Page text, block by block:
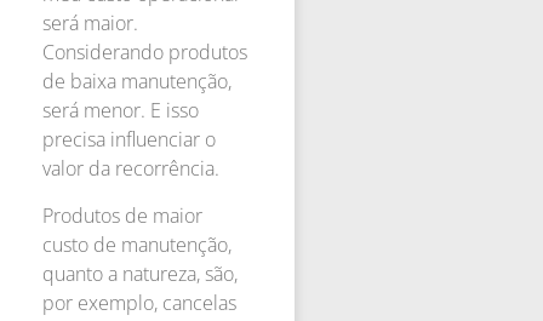
será maior.
Considerando produtos
de baixa manutenção,
será menor. E isso
precisa influenciar o
valor da recorrência.
Produtos de maior
custo de manutenção,
quanto a natureza, são,
por exemplo, cancelas